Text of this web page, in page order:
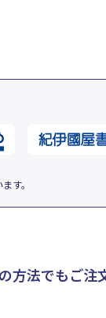
す。
法でもご注